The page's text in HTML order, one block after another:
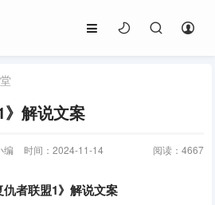
》解说文案
编 时间：2024-11-14 阅读： 4667
仇者联盟1》解说文案